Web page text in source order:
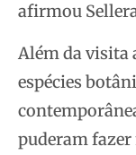
afirmou
Além da visita
espécies
puderam fazer